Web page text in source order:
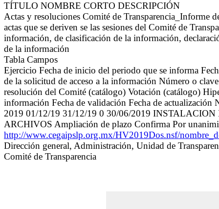
TÍTULO NOMBRE CORTO DESCRIPCIÓN
Actas y resoluciones Comité de Transparencia_Informe
actas que se deriven se las sesiones del Comité de
información, de clasificación de la información,
de la información
Tabla Campos
Ejercicio Fecha de inicio del periodo que se informa
de la solicitud de acceso a la información Número o
resolución del Comité (catálogo) Votación (catálogo)
información Fecha de validación Fecha de actualización
2019 01/12/19 31/12/19 0 30/06/2019
ARCHIVOS Ampliación de plazo Confirma Por
http://www.cegaipslp.org.mx/HV2019Dos.nsf/
Dirección general, Administración, Unidad de
Comité de Transparencia